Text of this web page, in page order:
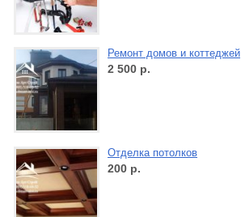
Ремонт домов и коттеджей
2 500 р.
Отделка потолков
200 р.